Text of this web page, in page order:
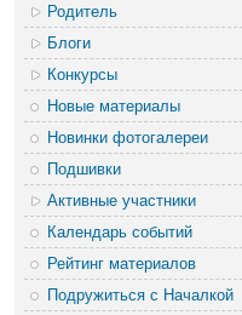
Родитель
Блоги
Конкурсы
Новые материалы
Новинки фотогалереи
Подшивки
Активные участники
Календарь событий
Рейтинг материалов
Подружиться с Началкой